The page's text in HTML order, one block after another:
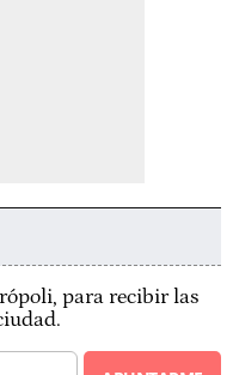
para recibir las